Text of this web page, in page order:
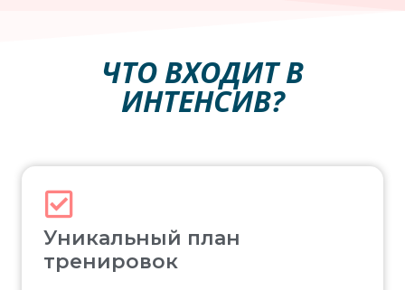
ЧТО ВХОДИТ В
ИНТЕНСИВ?
Уникальный план
тренировок